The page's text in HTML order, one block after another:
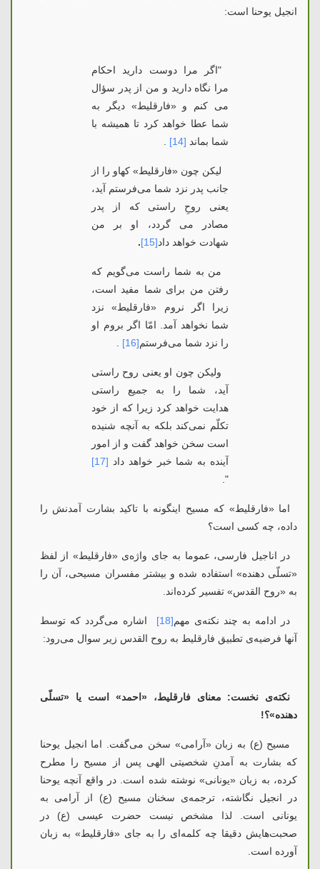
انجیل یوحنا است:
"اگر مرا دوست دارید احكام
مرا نگاهدارید و من از پدر سؤال
می كنم و «فارقلیط» دیگر به
شما عطا خواهد كرد تا همیشه با
شما بماند [14]
لیکن چون «فارقلیط» کهاو را از
جانب پدر نزد شما می‌فرستم آید،
یعنی روحِ راستی که از پدر
مصادر می گردد، او بر من
شهادت خواهد داد[15]
.
من به شما راست می‌گویم که
رفتن من برای شما مفید است،
زیرا اگر نروم «فارقلیط» نزد
شما نخواهد آمد. امّا اگر بروم او
را نزد شما می‌فرستم[16]
ولیكن چون او یعنی روح راستی
آید، شما را به جمیع راستی
هدایت خواهد كرد زیرا كه از خود
تكلّم نمی‌كند بلكه به آنچه شنیده
است سخن خواهد گفت و از امور
آینده به شما خبر خواهد داد [17]
".
اما «فارقلیط» که مسیح اینگونه با تاکید بشارت آمدنش را
داده، چه کسی است؟
در اناجیل فارسی، عموما به جای واژه‌ی «فارقلیط» از لفظ
«تسلّی دهنده» استفاده شده و بیشتر مفسران مسیحی، آن را
به «روح القدس» تفسیر کرده‌اند.
در ادامه به چند نکته‌ی مهم[18]
اشاره می‌گردد که توسط
آنها فرضیه‌ی تطبیق فارقلیط به روح القدس زیر سوال می‌رود:
نکته‌ی نخست: معنای فارقلیط، «احمد» است یا «تسلّی
دهنده»؟!
مسیح (ع) به زبان «آرامی» سخن می‌گفت. اما انجیل یوحنا
که بشارت به آمدنِ شخصیتی الهی پس از مسیح را مطرح
کرده، به زبان «یونانی» نوشته شده است. در واقع آنچه یوحنا
در انجیل نگاشته، ترجمه‌ی سخنان مسیح (ع) از آرامی به
یونانی است. لذا مشخص نیست حضرت عیسی (ع) در
صحبت‌هایش دقیقا چه کلمه‌ای را به جای «فارقلیط» به زبان
آورده است.